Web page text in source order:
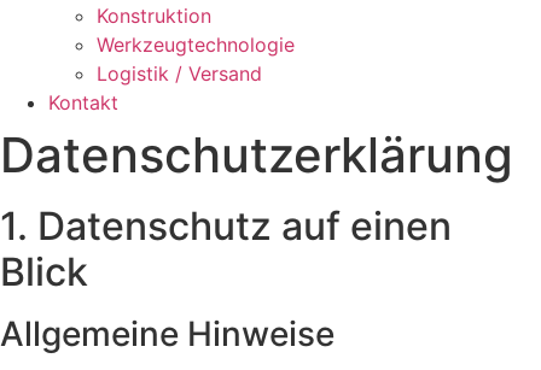
Kon­struk­ti­on
Werk­zeug­tech­no­lo­gie
Logis­tik / Ver­sand
Kon­takt
Daten­schutz­er­klä­rung
1. Daten­schutz auf einen
Blick
All­ge­mei­ne Hin­wei­se